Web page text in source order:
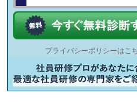
プライバシーポリシーはこ